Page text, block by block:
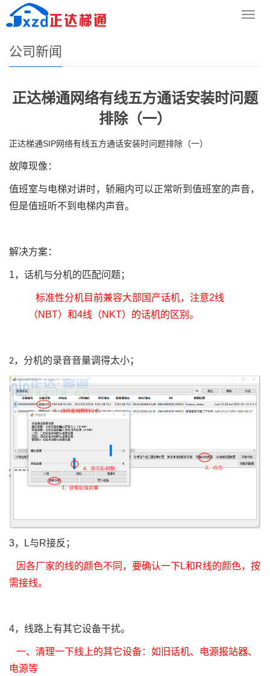
导
您的位置： 网站首页>
公司新闻
正达梯通网络有线五方通话安装时问题
排除（一）
正达梯通SIP网络有线五方通话安装时问题排除（一）
故障现像：
值班室与电梯对讲时，轿厢内可以正常听到值班室的声音，
但是值班听不到电梯内声音。
解决方案：
1，话机与分机的匹配问题；
标准性分机目前兼容大部国产话机，注意2线
（NBT）和4线（NKT）的话机的区别。
2，分机的录音音量调得太小；
3， L与R接反；
因各厂家的线的颜色不同，要确认一下L和 R线的颜色，按
需接线。
4，线路上有其它设备干扰。
一、清理一下线上的其它设备：如旧话机、电源报站器、
电源等